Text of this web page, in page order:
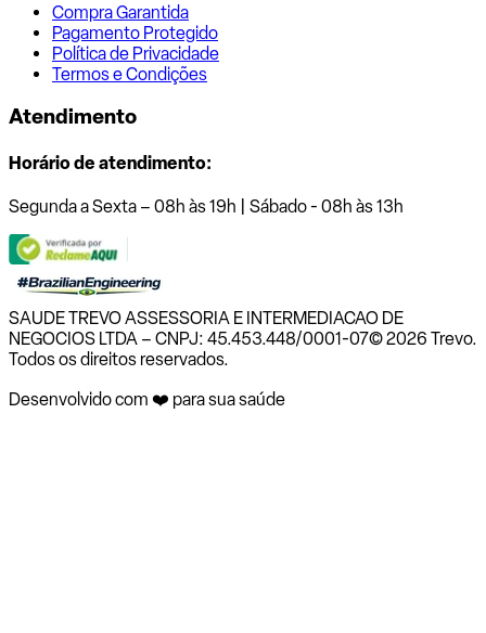
Compra Garantida
Pagamento Protegido
Política de Privacidade
Termos e Condições
Atendimento
Horário de atendimento:
Segunda a Sexta – 08h às 19h | Sábado - 08h às 13h
SAUDE TREVO ASSESSORIA E INTERMEDIACAO DE
NEGOCIOS LTDA – CNPJ: 45.453.448/0001-07© 2026 Trevo.
Todos os direitos reservados.
Desenvolvido com ❤️ para sua saúde